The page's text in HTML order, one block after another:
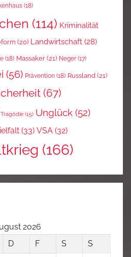
(18)
(114) Kriminalität
(20) Landwirtschaft (28)
(18) Massaker (21) Neger (17)
(56) Prävention (18) Russland (21)
(67)
Tragödie (15) Unglück (52)
(33) VSA (32)
(166)
2026
D F S
S